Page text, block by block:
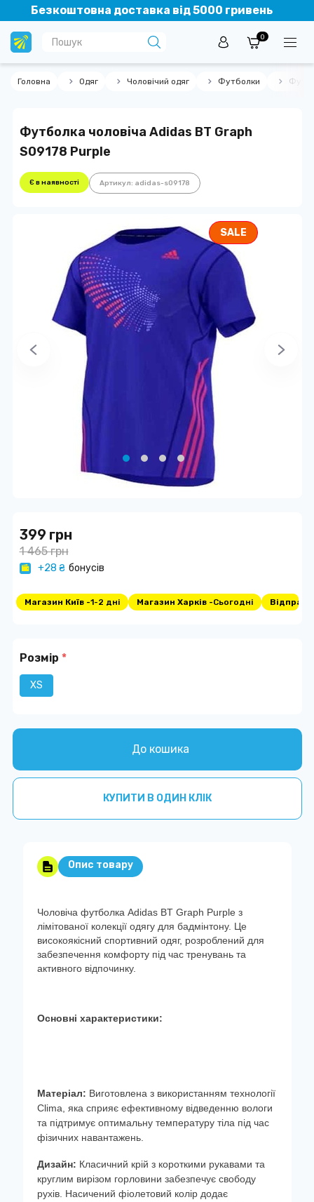
Безкоштовна доставка від 5000 гривень
0
Головна Одяг Чоловічий одяг Футболки
Футболка чоловіча Adidas BT Graph
S09178 Purple
Є в наявності Артикул: adidas-s09178
SALE
399 грн
1 465 грн
+28 ₴ бонусів
Магазин Київ -1-2 дні Магазин Харків -Сьогодні
Розмір *
XS
До кошика
КУПИТИ В ОДИН КЛІК
Опис товару
Чоловіча футболка Adidas BT Graph Purple з
лімітованої колекції одягу для бадмінтону. Це
високоякісний спортивний одяг, розроблений для
забезпечення комфорту під час тренувань та
активного відпочинку.
Основні характеристики:
Матеріал: Виготовлена з використанням технології
Clima, яка сприяє ефективному відведенню вологи
та підтримує оптимальну температуру тіла під час
фізичних навантажень.
Дизайн: Класичний крій з короткими рукавами та
круглим вирізом горловини забезпечує свободу
рухів. Насичений фіолетовий колір додає